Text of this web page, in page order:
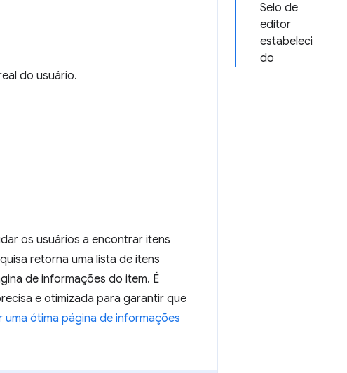
Selo de
editor
estabeleci
do
do usuário.
os usuários a encontrar itens
retorna uma lista de itens
de informações do item. É
e otimizada para garantir que
uma ótima página de informações